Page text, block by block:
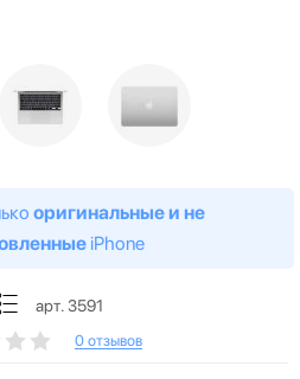
оригинальные и не
iPhone
арт. 3591
0 отзывов